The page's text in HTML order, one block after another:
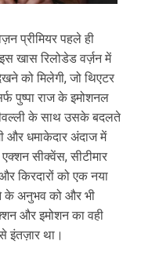
प्रीमियर पहले ही
खास रिलोडेड वर्ज़न में
को मिलेगी, जो थिएटर
पुष्पा राज के इमोशनल
के साथ उसके बदलते
और धमाकेदार अंदाज में
सीक्वेंस, सीटीमार
किरदारों को एक नया
के अनुभव को और भी
और इमोशन का वही
इंतज़ार था।